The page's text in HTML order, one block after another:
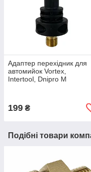
Адаптер перехідник для
автомийок Vortex,
Intertool, Dnipro M
199 ₴
Подібні товари